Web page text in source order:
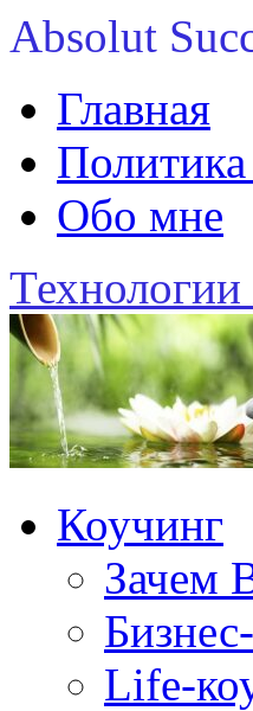
Absolut
Главная
Обо мне
Коучинг
Зачем
Life-